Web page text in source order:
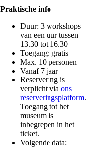
Praktische info
Duur: 3 workshops
van een uur tussen
13.30 tot 16.30
Toegang: gratis
Max. 10 personen
Vanaf 7 jaar
Reservering is
verplicht via ons
reserveringsplatform.
Toegang tot het
museum is
inbegrepen in het
ticket.
Volgende data: